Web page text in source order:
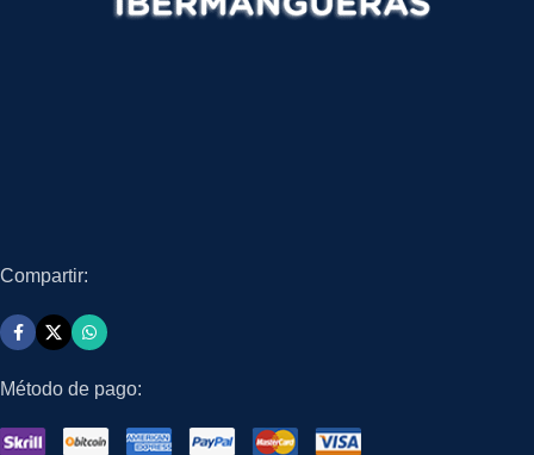
Compartir:
Método de pago: